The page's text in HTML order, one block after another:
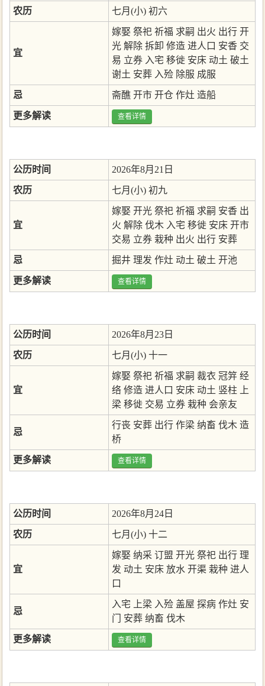
农历 七月(小) 初六
宜
嫁娶 祭祀 祈福 求嗣 出火 出行 开
光 解除 拆卸 修造 进人口 安香 交
易 立券 入宅 移徙 安床 动土 破土
谢土 安葬 入殓 除服 成服
忌 斋醮 开市 开仓 作灶 造船
更多解读 查看详情
公历时间 2026年8月21日
农历 七月(小) 初九
宜
嫁娶 开光 祭祀 祈福 求嗣 安香 出
火 解除 伐木 入宅 移徙 安床 开市
交易 立券 栽种 出火 出行 安葬
忌 掘井 理发 作灶 动土 破土 开池
更多解读 查看详情
公历时间 2026年8月23日
农历 七月(小) 十一
宜
嫁娶 祭祀 祈福 求嗣 裁衣 冠笄 经
络 修造 进人口 安床 动土 竖柱
上
梁 移徙 交易 立券 栽种 会亲友
忌
行丧 安葬 出行 作梁 纳畜 伐木 造
桥
更多解读 查看详情
公历时间 2026年8月24日
农历 七月(小) 十二
宜
嫁娶 纳采 订盟 开光 祭祀 出行 理
发 动土 安床 放水 开渠 栽种 进人
口
忌
入宅 上梁 入殓 盖屋 探病 作灶 安
门
安葬 纳畜 伐木
更多解读 查看详情